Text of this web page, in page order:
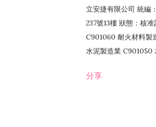
立安捷有限公司 統編
237號13樓 狀態：核
C901060 耐火材料製
水泥製造業 C901050
EZ99990 其他工程業
分享